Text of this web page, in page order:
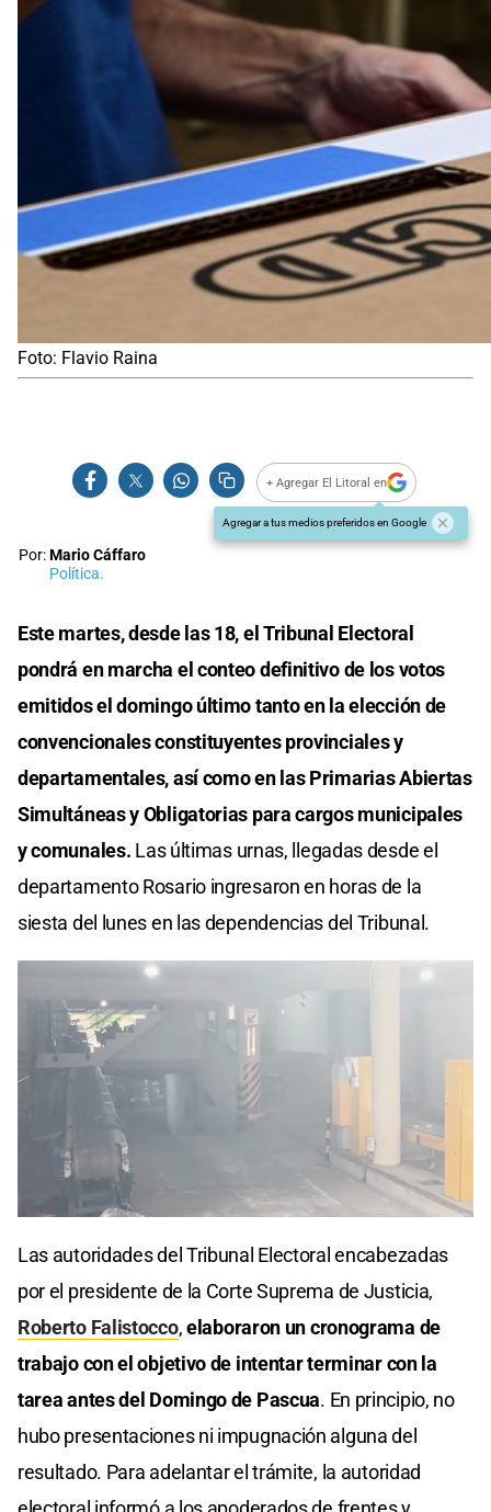
Foto: Flavio Raina
+ Agregar El Litoral en
Agregar a tus medios preferidos en Google
Por:Mario Cáffaro
Política.
Este martes, desde las 18, el Tribunal Electoral
pondrá en marcha el conteo definitivo de los votos
emitidos el domingo último tanto en la elección de
convencionales constituyentes provinciales y
departamentales, así como en las Primarias Abiertas
Simultáneas y Obligatorias para cargos municipales
y comunales. Las últimas urnas, llegadas desde el
departamento Rosario ingresaron en horas de la
siesta del lunes en las dependencias del Tribunal.
Las autoridades del Tribunal Electoral encabezadas
por el presidente de la Corte Suprema de Justicia,
Roberto Falistocco,elaboraron un cronograma de
trabajo con el objetivo de intentar terminar con la
tarea antes del Domingo de Pascua. En principio, no
hubo presentaciones ni impugnación alguna del
resultado. Para adelantar el trámite, la autoridad